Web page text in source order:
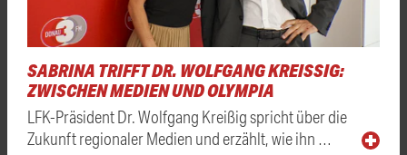
SABRINA TRIFFT DR. WOLFGANG KREISSIG: Z
WISCHEN MEDIEN UND OLYMPIA
LFK-Präsident Dr. Wolfgang Kreißig spricht über die
Zukunft regionaler Medien und erzählt, wie ihn …